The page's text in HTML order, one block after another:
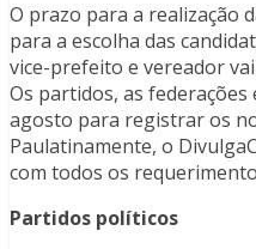
O prazo para a realização
para a escolha das
vice-prefeito e vereador
Os partidos, as federações
agosto para registrar os
Paulatinamente, o
com todos os
Partidos políticos